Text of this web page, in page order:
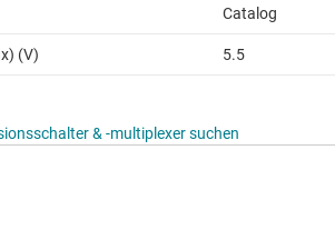
Catalog
(V) 5.5
& -multiplexer suchen